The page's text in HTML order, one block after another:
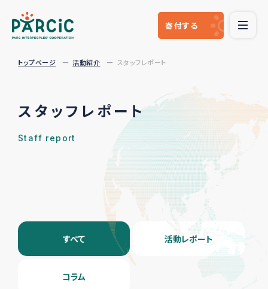
寄付する
トップページ 活動紹介 スタッフレポート
スタッフレポート
Staff report
すべて 活動レポート
コラム